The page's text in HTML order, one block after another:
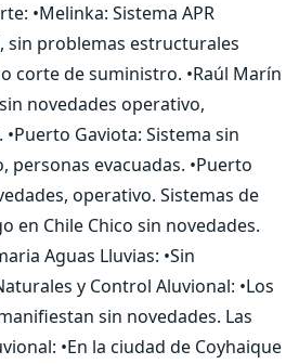
•Melinka: Sistema APR
problemas estructurales
corte de suministro. •Raúl Marín
novedades operativo,
Gaviota: Sistema sin
personas evacuadas. •Puerto
operativo. Sistemas de
en Chile Chico sin novedades.
Aguas Lluvias: •Sin
y Control Aluvional: •Los
sin novedades. Las
•En la ciudad de Coyhaique